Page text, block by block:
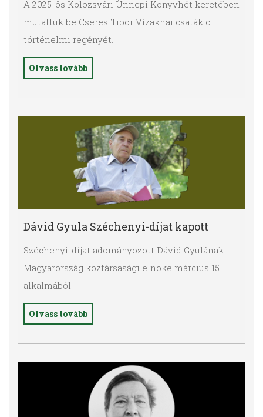
A 2025-ös Kolozsvári Ünnepi Könyvhét keretében
mutattuk be Cseres Tibor Vízaknai csaták c.
történelmi regényét.
Olvass tovább
Dávid Gyula Széchenyi-díjat kapott
Széchenyi-díjat adományozott Dávid Gyulának
Magyarország köztársasági elnöke március 15.
alkalmából
Olvass tovább